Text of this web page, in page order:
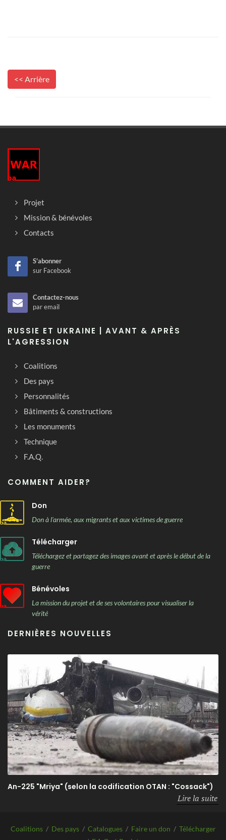
<< Arrière
Projet
Mission & bénévoles
Contacts
S'abonner
sur Facebook
Contactez-nous
par email
RUSSIE ET UKRAINE | AVANT & APRÈS
L'AGRESSION
Coalitions
Des pays
Personnalités
Bâtiments & constructions
Les monuments
Technique
F.A.Q.
COMMENT AIDER?
Don
Don à l'armée, aux migrants et aux victimes de guerre
Télécharger
Téléchargez et partagez des images avant et après le début de la
guerre
Bénévoles
La mission du projet et de ses volontaires pour visualiser la
vérité
DERNIÈRES NOUVELLES
An-225 "Mriya" (selon la codification OTAN : "Cossack")
Lire la suite
Coalitions / Des pays / Catalogues / Faire un don / Télécharger